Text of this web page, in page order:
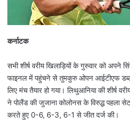
कर्नाटक
सभी शीर्ष वरीय खिलाड़ियों के गुरुवार को अपने
फाइनल में पहुंचने से तुमकुरु ओपन आईटीएफ
लिए मंच तैयार हो गया। लिथुआनिया की शीर्ष
ने पोलैंड की जुजाना कोलोनस के विरुद्ध पहला सेट
करते हुए 0-6, 6-3, 6-1 से जीत दर्ज की।